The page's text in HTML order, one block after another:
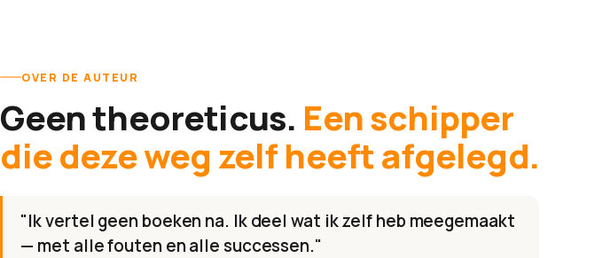
OVER DE AUTEUR
Geen theoreticus. Een schipper
die deze weg zelf heeft afgelegd.
"Ik vertel geen boeken na. Ik deel wat ik zelf heb meegemaakt
— met alle fouten en alle successen."